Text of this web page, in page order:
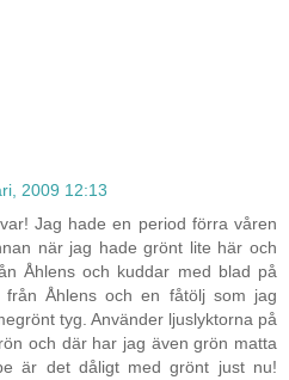
2009 12:13
Jag hade en period förra våren
när jag hade grönt lite här och
Åhlens och kuddar med blad på
Åhlens och en fåtölj som jag
tyg. Använder ljuslyktorna på
och där har jag även grön matta
är det dåligt med grönt just nu!